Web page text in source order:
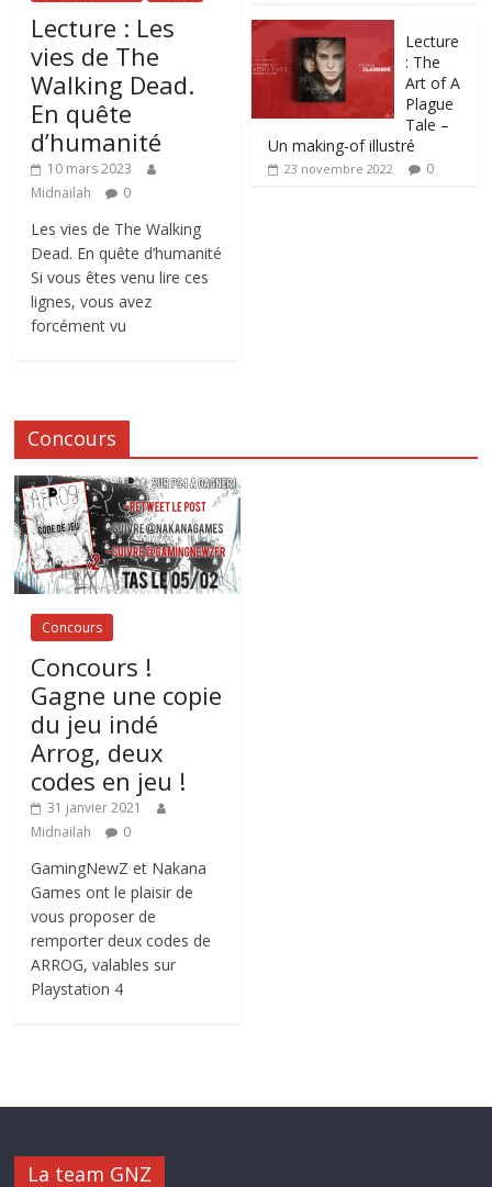
Lecture : Les
vies de The
Walking Dead.
En quête
d’humanité
10 mars 2023
Midnailah
0
Les vies de The Walking
Dead. En quête d’humanité
Si vous êtes venu lire ces
lignes, vous avez
forcément vu
Lecture
: The
Art of A
Plague
Tale –
Un making-of illustré
23 novembre 2022 0
Concours
Concours
Concours !
Gagne une copie
du jeu indé
Arrog, deux
codes en jeu !
31 janvier 2021
Midnailah
0
GamingNewZ et Nakana
Games ont le plaisir de
vous proposer de
remporter deux codes de
ARROG, valables sur
Playstation 4
La team GNZ